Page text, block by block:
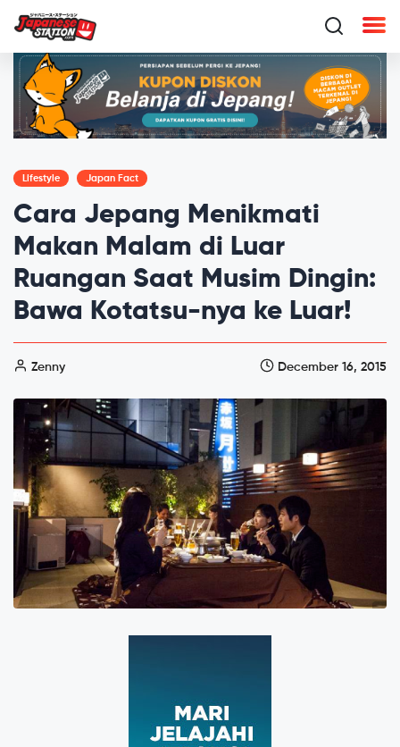
Lifestyle Japan Fact
Cara Jepang Menikmati
Makan Malam di Luar
Ruangan Saat Musim Dingin:
Bawa Kotatsu-nya ke Luar!
Zenny December 16, 2015